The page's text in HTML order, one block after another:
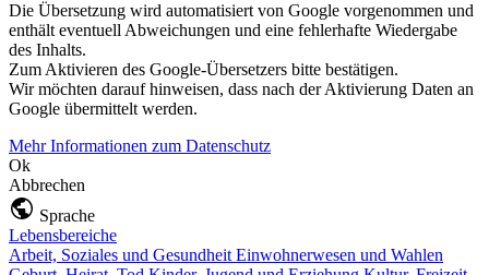
Die Übersetzung wird automatisiert von Google vorgenommen und
enthält eventuell Abweichungen und eine fehlerhafte Wiedergabe
des Inhalts.
Zum Aktivieren des Google-Übersetzers bitte bestätigen.
Wir möchten darauf hinweisen, dass nach der Aktivierung Daten an
Google übermittelt werden.
Mehr Informationen zum Datenschutz
Ok
Abbrechen
Sprache
Lebensbereiche
Arbeit, Soziales und Gesundheit Einwohnerwesen und Wahlen